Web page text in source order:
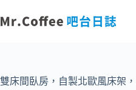
至
容
雙床間臥房，自製北歐風床架